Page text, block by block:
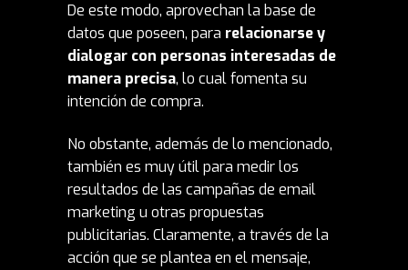
De este modo, aprovechan la base de
datos que poseen, para relacionarse y
dialogar con personas interesadas de
manera precisa, lo cual fomenta su
intención de compra.
No obstante, además de lo mencionado,
también es muy útil para medir los
resultados de las campañas de email
marketing u otras propuestas
publicitarias. Claramente, a través de la
acción que se plantea en el mensaje,